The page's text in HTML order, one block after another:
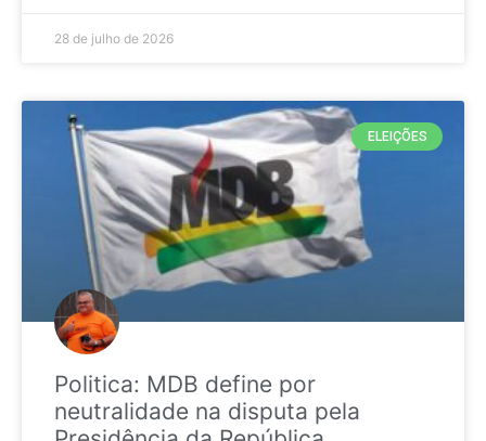
28 de julho de 2026
ELEIÇÕES
Politica: MDB define por
neutralidade na disputa pela